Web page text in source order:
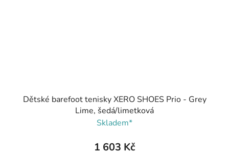
Dětské barefoot tenisky XERO SHOES Prio - Grey
Lime, šedá/limetková
Skladem*
1 603 Kč